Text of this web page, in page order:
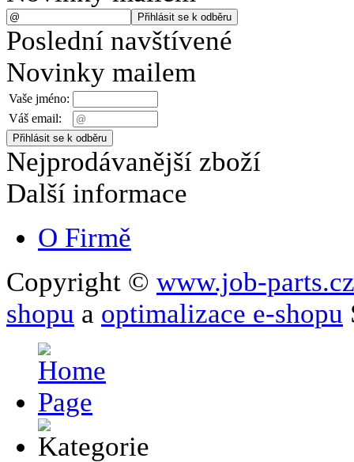
Poslední navštívené
Novinky mailem
Vaše jméno:
Váš email:
Nejprodávanější zboží
Další informace
O Firmě
Copyright © www.job-parts.cz
shopu a optimalizace e-shopu